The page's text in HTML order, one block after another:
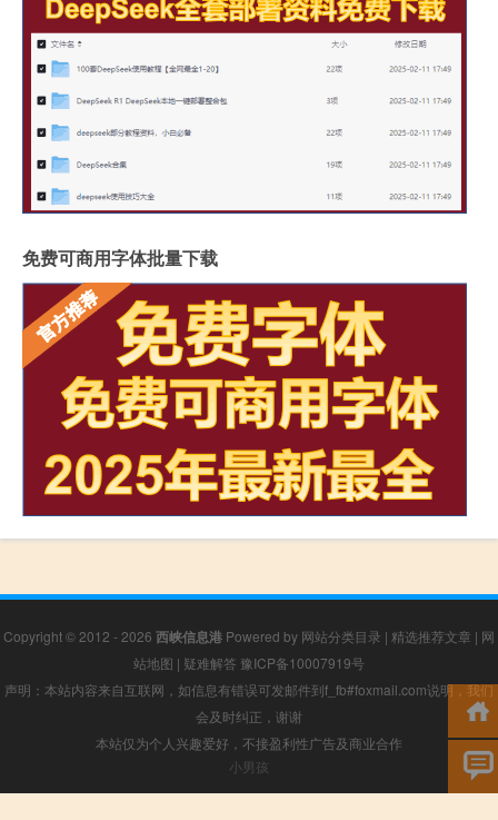
免费可商用字体批量下载
Copyright © 2012 - 2026 西峡信息港 Powered by 网站分类目录 | 精选推荐文章 | 网
站地图 | 疑难解答 豫ICP备10007919号
声明：本站内容来自互联网，如信息有错误可发邮件到f_fb#foxmail.com说明，我们
会及时纠正，谢谢
本站仅为个人兴趣爱好，不接盈利性广告及商业合作
小男孩